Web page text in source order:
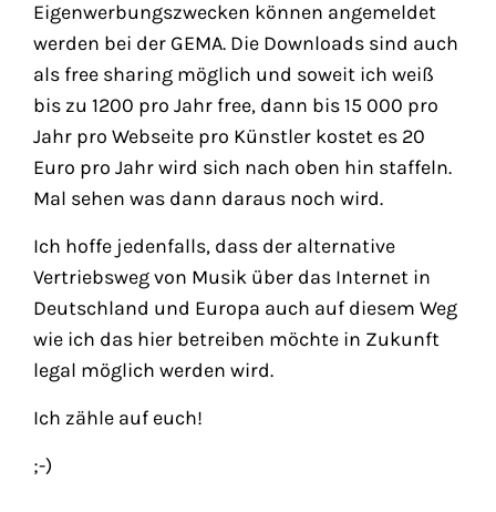
Eigenwerbungszwecken können angemeldet
werden bei der GEMA. Die Downloads sind auch
als free sharing möglich und soweit ich weiß
bis zu 1200 pro Jahr free, dann bis 15 000 pro
Jahr pro Webseite pro Künstler kostet es 20
Euro pro Jahr wird sich nach oben hin staffeln.
Mal sehen was dann daraus noch wird.
Ich hoffe jedenfalls, dass der alternative
Vertriebsweg von Musik über das Internet in
Deutschland und Europa auch auf diesem Weg
wie ich das hier betreiben möchte in Zukunft
legal möglich werden wird.
Ich zähle auf euch!
;-)